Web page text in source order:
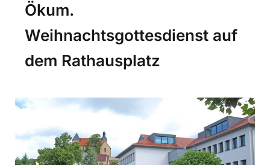
Ökum.
Weihnachtsgottesdienst auf
dem Rathausplatz